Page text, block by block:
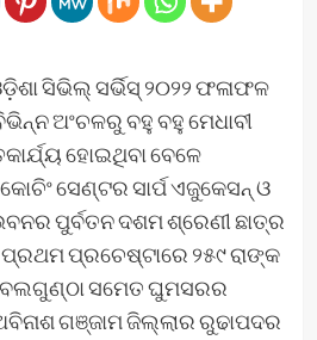
ସିଭିଲ୍ ସର୍ଭିସ୍ ୨୦୨୨ ଫଳାଫଳ
ଅଂଚଳରୁ ବହୁ ବହୁ ମେଧାବୀ
ହୋଇଥିବା ବେଳେ
ସେଣ୍ଟର ସାର୍ପ ଏଜୁକେସନ୍ ଓ
ପୁର୍ବତନ ଦଶମ ଶ୍ରେଣୀ ଛାତ୍ର
ପ୍ରଚେଷ୍ଟାରେ ୨୫୯ ରାଙ୍କ
ସମେତ ଘୁମସରର
ଗଞ୍ଜାମ ଜିଲ୍ଲାର ରୁଢାପଦର